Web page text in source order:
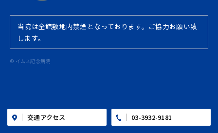
交通アクセス 03-3932-9181
当院は全館敷地内禁煙となっております。ご協力お願い致
します。
© イムス記念病院